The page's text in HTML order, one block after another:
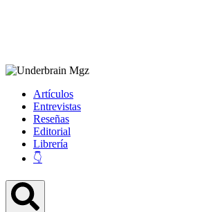
Artículos
Entrevistas
Reseñas
Editorial
Librería
👇